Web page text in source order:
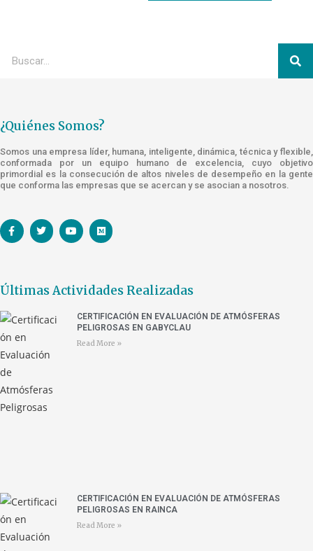
¿Quiénes Somos?
Somos una empresa líder, humana, inteligente, dinámica, técnica y flexible,
conformada por un equipo humano de excelencia, cuyo objetivo
primordial es la consecución de altos niveles de desempeño en la gente
que conforma las empresas que se acercan y se asocian a nosotros.
Últimas Actividades Realizadas
CERTIFICACIÓN EN EVALUACIÓN DE ATMÓSFERAS
PELIGROSAS EN GABYCLAU
Read More »
CERTIFICACIÓN EN EVALUACIÓN DE ATMÓSFERAS
PELIGROSAS EN RAINCA
Read More »